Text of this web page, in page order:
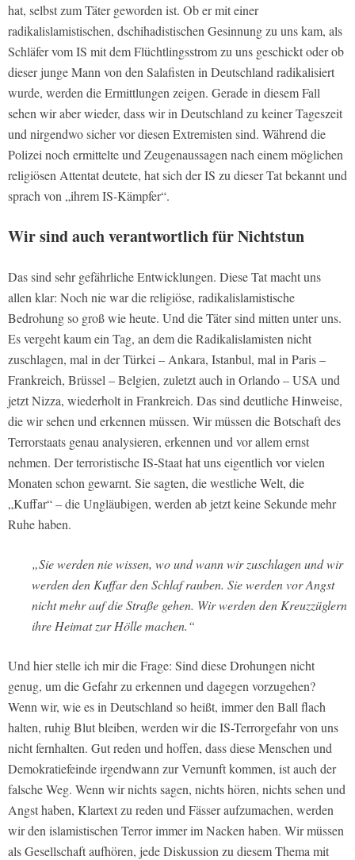
hat, selbst zum Täter geworden ist. Ob er mit einer
radikalislamistischen, dschihadistischen Gesinnung zu uns kam, als
Schläfer vom IS mit dem Flüchtlingsstrom zu uns geschickt oder ob
dieser junge Mann von den Salafisten in Deutschland radikalisiert
wurde, werden die Ermittlungen zeigen. Gerade in diesem Fall
sehen wir aber wieder, dass wir in Deutschland zu keiner Tageszeit
und nirgendwo sicher vor diesen Extremisten sind. Während die
Polizei noch ermittelte und Zeugenaussagen nach einem möglichen
religiösen Attentat deutete, hat sich der IS zu dieser Tat bekannt und
sprach von „ihrem IS-Kämpfer“.
Wir sind auch verantwortlich für Nichtstun
Das sind sehr gefährliche Entwicklungen. Diese Tat macht uns
allen klar: Noch nie war die religiöse, radikalislamistische
Bedrohung so groß wie heute. Und die Täter sind mitten unter uns.
Es vergeht kaum ein Tag, an dem die Radikalislamisten nicht
zuschlagen, mal in der Türkei – Ankara, Istanbul, mal in Paris –
Frankreich, Brüssel – Belgien, zuletzt auch in Orlando – USA und
jetzt Nizza, wiederholt in Frankreich. Das sind deutliche Hinweise,
die wir sehen und erkennen müssen. Wir müssen die Botschaft des
Terrorstaats genau analysieren, erkennen und vor allem ernst
nehmen. Der terroristische IS-Staat hat uns eigentlich vor vielen
Monaten schon gewarnt. Sie sagten, die westliche Welt, die
„Kuffar“ – die Ungläubigen, werden ab jetzt keine Sekunde mehr
Ruhe haben.
„Sie werden nie wissen, wo und wann wir zuschlagen und wir
werden den Kuffar den Schlaf rauben. Sie werden vor Angst
nicht mehr auf die Straße gehen. Wir werden den Kreuzzüglern
ihre Heimat zur Hölle machen.“
Und hier stelle ich mir die Frage: Sind diese Drohungen nicht
genug, um die Gefahr zu erkennen und dagegen vorzugehen?
Wenn wir, wie es in Deutschland so heißt, immer den Ball flach
halten, ruhig Blut bleiben, werden wir die IS-Terrorgefahr von uns
nicht fernhalten. Gut reden und hoffen, dass diese Menschen und
Demokratiefeinde irgendwann zur Vernunft kommen, ist auch der
falsche Weg. Wenn wir nichts sagen, nichts hören, nichts sehen und
Angst haben, Klartext zu reden und Fässer aufzumachen, werden
wir den islamistischen Terror immer im Nacken haben. Wir müssen
als Gesellschaft aufhören, jede Diskussion zu diesem Thema mit